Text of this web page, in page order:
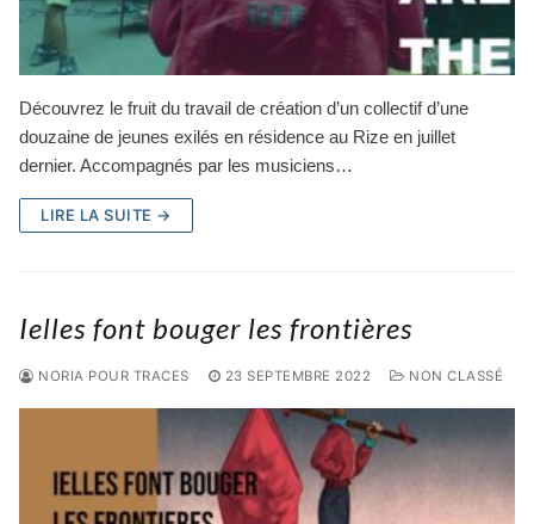
Découvrez le fruit du travail de création d’un collectif d’une
douzaine de jeunes exilés en résidence au Rize en juillet
dernier. Accompagnés par les musiciens…
LIRE LA SUITE →
Ielles font bouger les frontières
NORIA POUR TRACES 23 SEPTEMBRE 2022 NON CLASSÉ